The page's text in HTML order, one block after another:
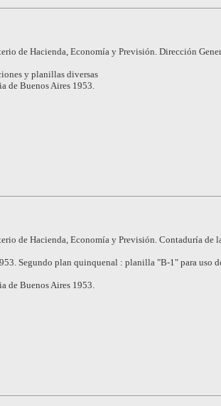
de Hacienda, Economía y Previsión. Dirección
y planillas diversas
de Buenos Aires 1953.
de Hacienda, Economía y Previsión. Contaduría de
Segundo plan quinquenal : planilla "B-1" para uso
de Buenos Aires 1953.